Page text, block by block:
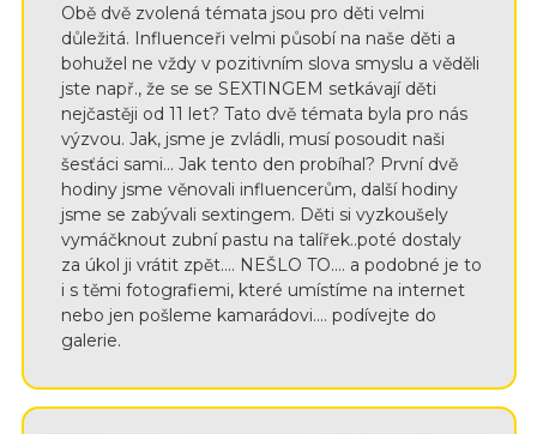
Obě dvě zvolená témata jsou pro děti velmi
důležitá. Influenceři velmi působí na naše děti a
bohužel ne vždy v pozitivním slova smyslu a věděli
jste např., že se se SEXTINGEM setkávají děti
nejčastěji od 11 let? Tato dvě témata byla pro nás
výzvou. Jak, jsme je zvládli, musí posoudit naši
šesťáci sami... Jak tento den probíhal? První dvě
hodiny jsme věnovali influencerům, další hodiny
jsme se zabývali sextingem. Děti si vyzkoušely
vymáčknout zubní pastu na talířek..poté dostaly
za úkol ji vrátit zpět.... NEŠLO TO.... a podobné je to
i s těmi fotografiemi, které umístíme na internet
nebo jen pošleme kamarádovi.... podívejte do
galerie.